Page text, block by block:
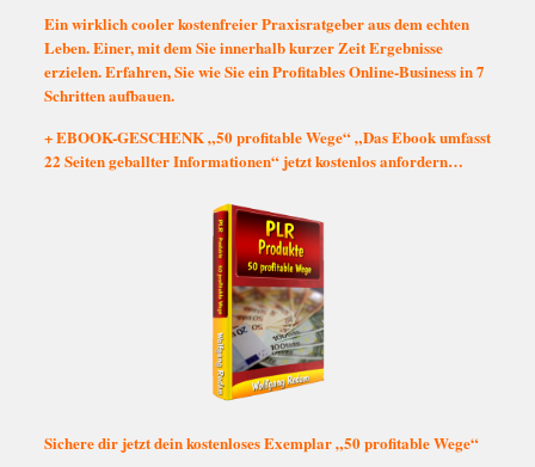
Ein wirklich cooler kostenfreier Praxisratgeber aus dem echten
Leben. Einer, mit dem Sie innerhalb kurzer Zeit Ergebnisse
erzielen. Erfahren, Sie wie Sie ein Profitables Online-Business in 7
Schritten aufbauen.
+ EBOOK-GESCHENK „50 profitable Wege“ „Das Ebook umfasst
22 Seiten geballter Informationen“ jetzt kostenlos anfordern…
Sichere dir jetzt dein kostenloses Exemplar „50 profitable Wege“